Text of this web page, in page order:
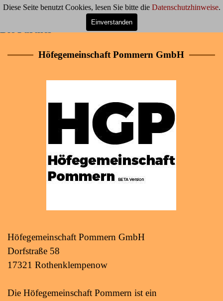
Diese Seite benutzt Cookies, lesen Sie bitte die Datenschutzhinweise.
Einverstanden
Direkt zum SeiteninhaltMenü überspringen
Die Partner
Höfegemeinschaft Pommern GmbH
Höfegemeinschaft Pommern GmbH
Dorfstraße 58
17321 Rothenklempenow
Die Höfegemeinschaft Pommern ist ein